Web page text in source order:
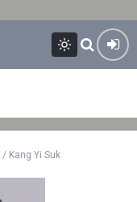
Kang Yi Suk